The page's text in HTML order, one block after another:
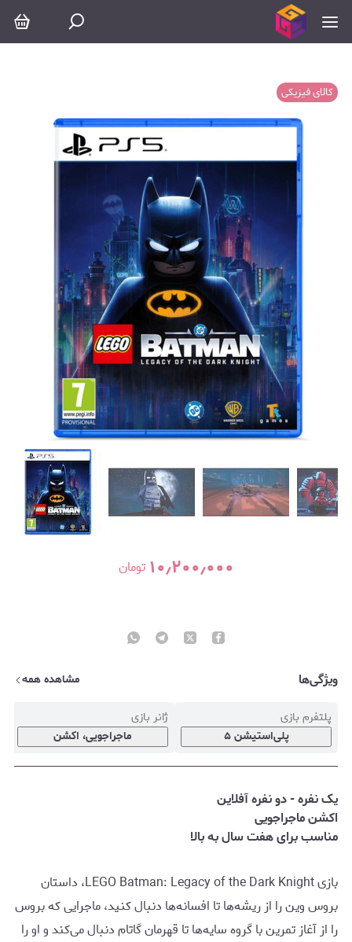
کالای فیزیکی
۱۰٫۲۰۰٫۰۰۰ تومان
ویژگی‌ها مشاهده همه
پلتفرم بازی
پلی‌استیشن ۵
ژانر بازی
ماجراجویی، اکشن
یک نفره - دو نفره آفلاین
اکشن ماجراجویی
مناسب برای هفت سال به بالا
بازی LEGO Batman: Legacy of the Dark Knight، داستان
بروس وین را از ریشه‌ها تا افسانه‌ها دنبال کنید، ماجرایی که بروس
را از آغاز تمرین با گروه سایه‌ها تا قهرمان گاتام دنبال می‌کند و او را